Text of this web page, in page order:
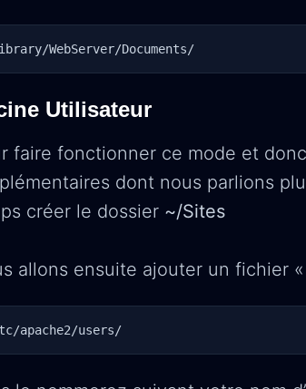
WebServer/Documents/
Utilisateur
faire fonctionner ce mode et
dont nous parlions
créer le dossier ~/Sites
allons ensuite ajouter un fichier
apache2/users/